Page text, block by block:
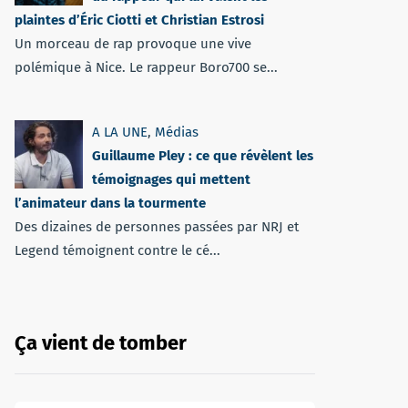
plaintes d’Éric Ciotti et Christian Estrosi
Un morceau de rap provoque une vive
polémique à Nice. Le rappeur Boro700 se...
A LA UNE, Médias
Guillaume Pley : ce que révèlent les
témoignages qui mettent
l’animateur dans la tourmente
Des dizaines de personnes passées par NRJ et
Legend témoignent contre le cé...
Ça vient de tomber